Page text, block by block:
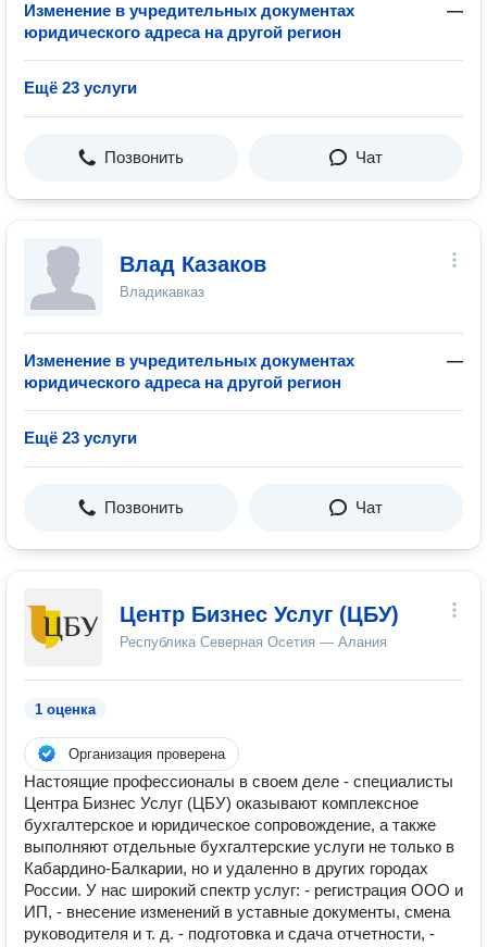
Изменение в учредительных документах
юридического адреса на другой регион
—
Ещё 23 услуги
Позвонить Чат
Влад Казаков
Владикавказ
Изменение в учредительных документах
юридического адреса на другой регион
—
Ещё 23 услуги
Позвонить Чат
Центр Бизнес Услуг (ЦБУ)
Республика Северная Осетия — Алания
1 оценка
Организация проверена
Настоящие профессионалы в своем деле - специалисты
Центра Бизнес Услуг (ЦБУ) оказывают комплексное
бухгалтерское и юридическое сопровождение, а также
выполняют отдельные бухгалтерские услуги не только в
Кабардино-Балкарии, но и удаленно в других городах
России. У нас широкий спектр услуг: - регистрация ООО и
ИП, - внесение изменений в уставные документы, смена
руководителя и т. д. - подготовка и сдача отчетности, -